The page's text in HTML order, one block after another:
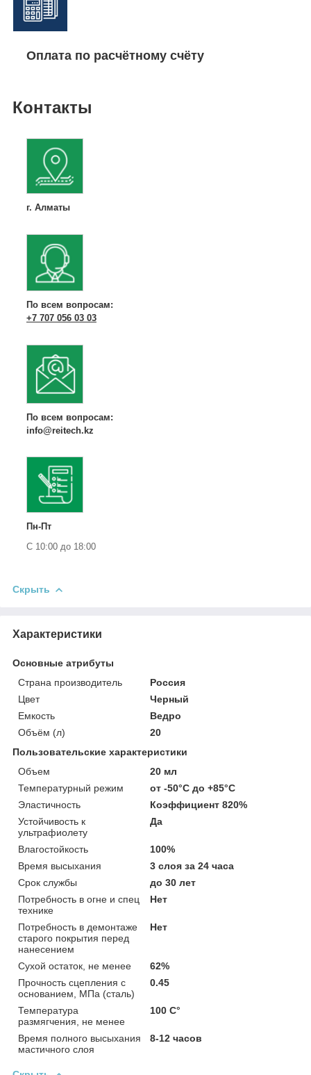
Оплата по расчётному счёту
Контакты
г. Алматы
По всем вопросам:
+7 707 056 03 03
По всем вопросам:
info@reitech.kz
Пн-Пт
С 10:00 до 18:00
Скрыть
Характеристики
Основные атрибуты
Страна производитель
Россия
Цвет
Черный
Емкость
Ведро
Объём (л)
20
Пользовательские характеристики
Объем
20 мл
Температурный режим
от -50°С до +85°С
Эластичность
Коэффициент 820%
Устойчивость к
ультрафиолету
Да
Влагостойкость
100%
Время высыхания
3 слоя за 24 часа
Срок службы
до 30 лет
Потребность в огне и спец
технике
Нет
Потребность в демонтаже
старого покрытия перед
нанесением
Нет
Сухой остаток, не менее
62%
Прочность сцепления с
основанием, МПа (сталь)
0.45
Температура
размягчения, не менее
100 C°
Время полного высыхания
мастичного слоя
8-12 часов